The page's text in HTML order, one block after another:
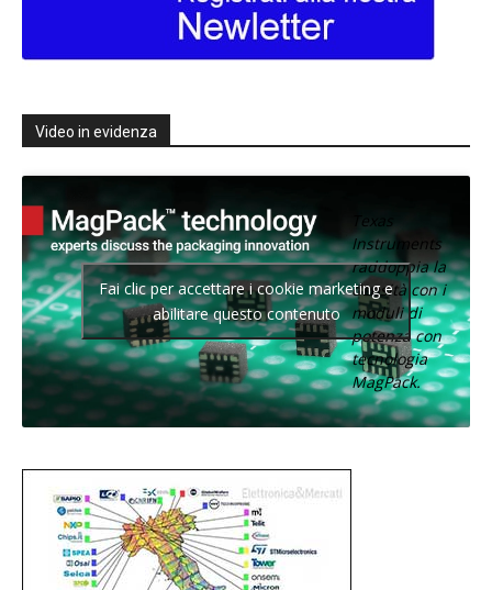
Video in evidenza
Texas
Instruments
raddoppia la
densità con i
moduli di
potenza con
tecnologia
MagPack.
Fai clic per accettare i cookie marketing e
abilitare questo contenuto